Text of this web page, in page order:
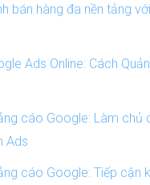
bán hàng đa nền tảng
Ads Online: Cách
cáo Google: Làm chủ
Ads
cáo Google: Tiếp cận